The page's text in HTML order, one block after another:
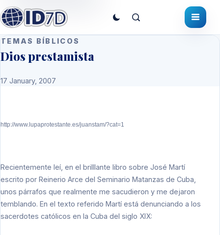
TEMAS BÍBLICOS
Dios prestamista
17 January, 2007
http://www.lupaprotestante.es/juanstam/?cat=1
Recientemente leí, en el brilllante libro sobre José Martí
escrito por Reinerio Arce del Seminario Matanzas de Cuba,
unos párrafos que realmente me sacudieron y me dejaron
temblando. En el texto referido Martí está denunciando a los
sacerdotes católicos en la Cuba del siglo XIX: